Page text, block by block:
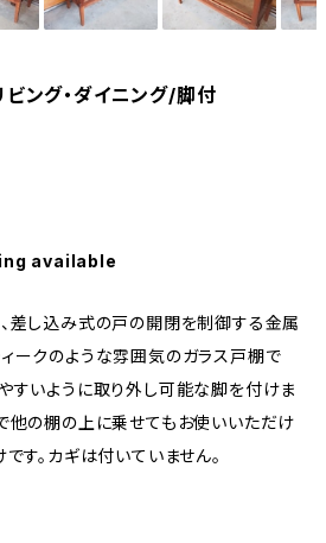
ング・ダイニング/脚付
available
差し込み式の戸の開閉を制御する金属
ークのような雰囲気のガラス戸棚で
すいように取り外し可能な脚を付けま
他の棚の上に乗せてもお使いいただけ
す。カギは付いていません。